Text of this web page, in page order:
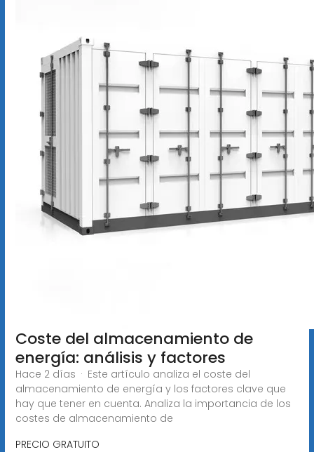
Coste del almacenamiento de
energía: análisis y factores
Hace 2 días · Este artículo analiza el coste del
almacenamiento de energía y los factores clave que
hay que tener en cuenta. Analiza la importancia de los
costes de almacenamiento de
PRECIO GRATUITO